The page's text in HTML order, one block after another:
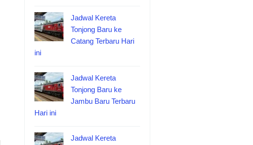
Jadwal Kereta
Tonjong Baru ke
Catang Terbaru Hari
ini
Jadwal Kereta
Tonjong Baru ke
Jambu Baru Terbaru
Hari ini
Jadwal Kereta